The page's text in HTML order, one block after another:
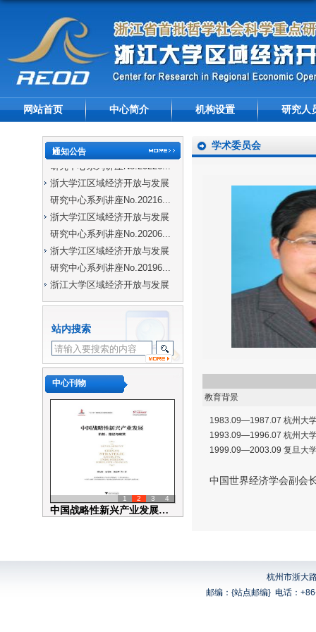
网站首页 中心简介 机构设置 研究人
通知公告
浙大学江区域经济开放与发展
研究中心系列讲座No.20226...
浙大学江区域经济开放与发展
研究中心系列讲座No.20216...
浙大学江区域经济开放与发展
研究中心系列讲座No.20206...
浙大学江区域经济开放与发展
研究中心系列讲座No.20196...
浙江大学区域经济开放与发展
研究中心系列讲座No.20195...
浙江大学区域经济开放与发展
研究中心系列讲座No.20195...
浙大学江区域经济开放与发展
研究中心系列讲座No.20226...
浙大学江区域经济开放与发展
研究中心系列讲座No.20216...
浙大学江区域经济开放与发展
研究中心系列讲座No.20206...
浙大学江区域经济开放与发展
研究中心系列讲座No.20196...
研究中心系列讲座No.20195...
站内搜索
中心刊物
中国战略性新兴产业发展：机制、...
1 2 3 4
学术委员会
教育背景
1983.09—1987.07 杭州大
1993.09—1996.07 杭州大
1999.09—2003.09 复旦大
中国世界经济学会副会
杭州市浙大
邮编：{站点邮编} 电话：